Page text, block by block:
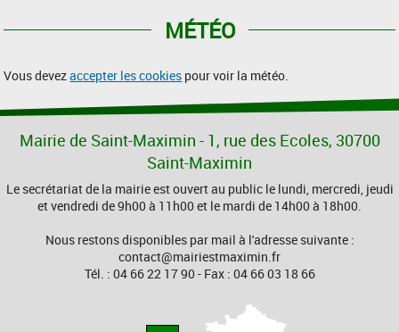
MÉTÉO
Vous devezaccepter les cookies pour voir la météo.
Mairie de Saint-Maximin - 1, rue des Ecoles, 30700
Saint-Maximin
Le secrétariat de la mairie est ouvert au public le lundi, mercredi, jeudi
et vendredi de 9h00 à 11h00 et le mardi de 14h00 à 18h00.
Nous restons disponibles par mail à l'adresse suivante :
contact@mairiestmaximin.fr
Tél. : 04 66 22 17 90 - Fax : 04 66 03 18 66